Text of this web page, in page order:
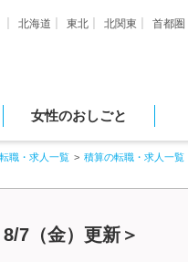
北海道 東北 北関東 首都圏
女性のおしごと
職・求人一覧
積算の転職・求人一覧
7（金）更新＞